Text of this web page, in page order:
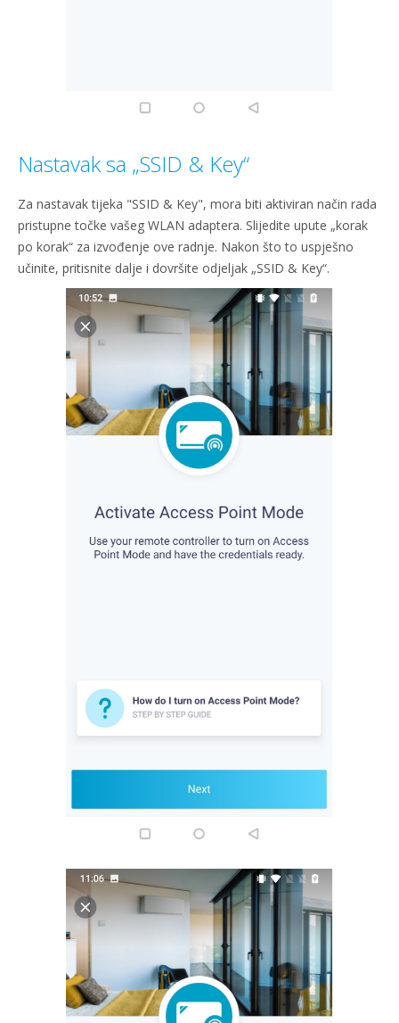
Nastavak sa „SSID & Key“
Za nastavak tijeka "SSID & Key", mora biti aktiviran način rada
pristupne točke vašeg WLAN adaptera. Slijedite upute „korak
po korak“ za izvođenje ove radnje. Nakon što to uspješno
učinite, pritisnite dalje i dovršite odjeljak „SSID & Key“.